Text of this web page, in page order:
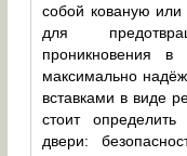
собой кованую
для
проникновения
максимально
вставками в виде
стоит
двери: